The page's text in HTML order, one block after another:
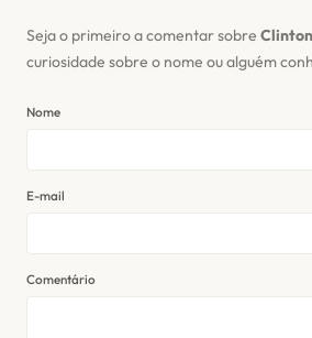
Seja o primeiro a comentar sobre Clinton
curiosidade sobre o nome ou alguém
Nome
E-mail
Comentário